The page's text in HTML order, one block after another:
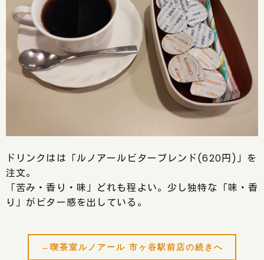
ドリンクはは「ルノアールビターブレンド(620円)」を
注文。
「苦み・香り・味」どれも程よい。少し独特な「味・香
り」がビター感を出している。
→喫茶室ルノアール 市ヶ谷駅前店の続きへ